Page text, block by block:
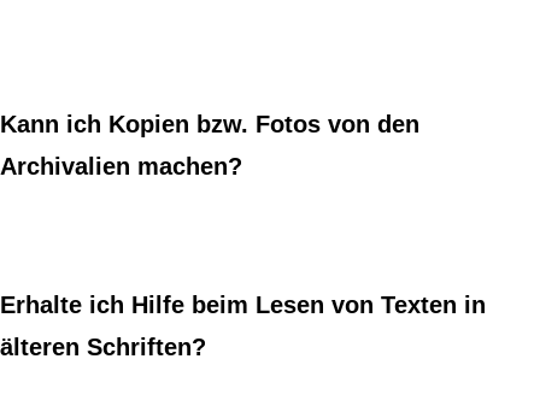
Kann ich Kopien bzw. Fotos von den
Archivalien machen?
Erhalte ich Hilfe beim Lesen von Texten in
älteren Schriften?